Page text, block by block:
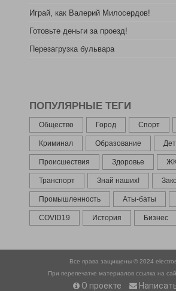
Играй, как Валерий Милосердов!
Готовьте деньги за проезд!
Перезагрузка бульвара
ПОПУЛЯРНЫЕ ТЕГИ
Общество Город Спорт
Криминал Образование
Происшествия Здоровье
Транспорт Знай наших!
Промышленность Аты-баты
COVID19 История Бизнес
Все права защищены © 2024
При перепечатке материалов ссылка на
О проекте